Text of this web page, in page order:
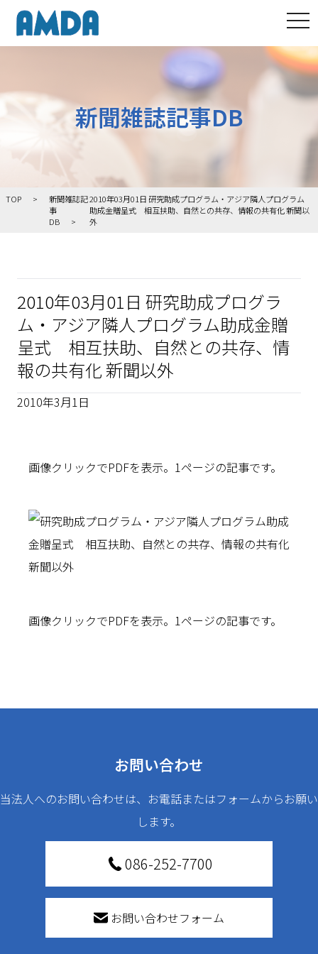
新聞雑誌記事DB
TOP
新聞雑誌記
事
DB
2010年03月01日 研究助成プログラム・アジア隣人プログラム
助成金贈呈式 相互扶助、自然との共存、情報の共有化 新聞以
外
2010年03月01日 研究助成プログラ
ム・アジア隣人プログラム助成金贈
呈式 相互扶助、自然との共存、情
報の共有化 新聞以外
2010年3月1日
画像クリックでPDFを表示。1ページの記事です。
画像クリックでPDFを表示。1ページの記事です。
お問い合わせ
当法人へのお問い合わせは、お電話またはフォームからお願い
します。
086-252-7700
お問い合わせフォーム